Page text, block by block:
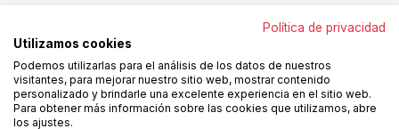
962250313
ortola@ortola-sa.es
Av. d'Albaida, s/n
46840 La Pobla del Duc (Valencia)
Política de privacidad
Utilizamos cookies
Podemos utilizarlas para el análisis de los datos de nuestros
visitantes, para mejorar nuestro sitio web, mostrar contenido
personalizado y brindarle una excelente experiencia en el sitio web.
Para obtener más información sobre las cookies que utilizamos, abre
los ajustes.